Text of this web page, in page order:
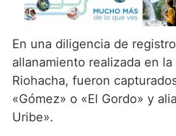
En una diligencia de
allanamiento realizada en
Riohacha, fueron
«Gómez» o «El Gordo» y
Uribe».